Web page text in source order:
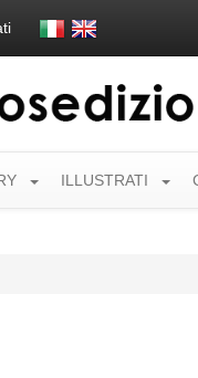
ILLUSTRATI